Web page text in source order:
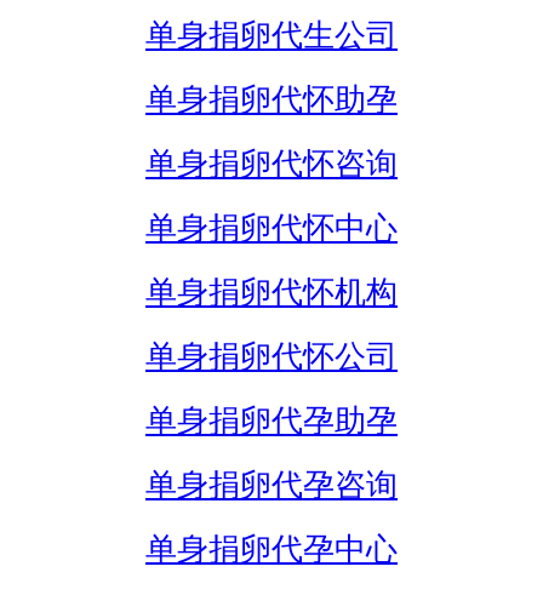
单身捐卵代生公司
单身捐卵代怀助孕
单身捐卵代怀咨询
单身捐卵代怀中心
单身捐卵代怀机构
单身捐卵代怀公司
单身捐卵代孕助孕
单身捐卵代孕咨询
单身捐卵代孕中心